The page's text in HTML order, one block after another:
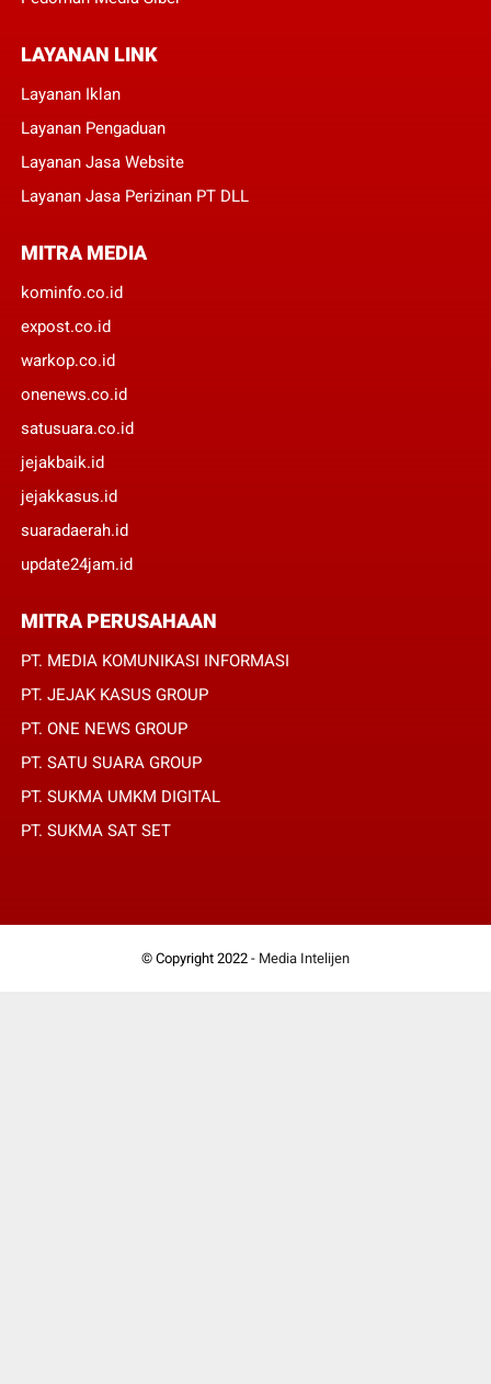
LAYANAN LINK
Layanan Iklan
Layanan Pengaduan
Layanan Jasa Website
Layanan Jasa Perizinan PT DLL
MITRA MEDIA
kominfo.co.id
expost.co.id
warkop.co.id
onenews.co.id
satusuara.co.id
jejakbaik.id
jejakkasus.id
suaradaerah.id
update24jam.id
MITRA PERUSAHAAN
PT. MEDIA KOMUNIKASI INFORMASI
PT. JEJAK KASUS GROUP
PT. ONE NEWS GROUP
PT. SATU SUARA GROUP
PT. SUKMA UMKM DIGITAL
PT. SUKMA SAT SET
© Copyright 2022 - Media Intelijen